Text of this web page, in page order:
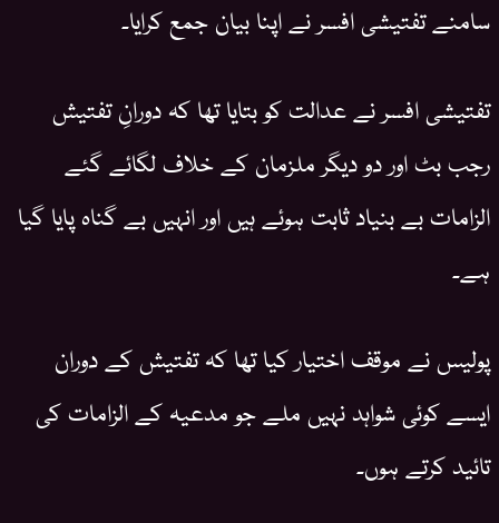
سامنے تفتیشی افسر نے اپنا بیان جمع کرایا۔
تفتیشی افسر نے عدالت کو بتایا تھا کہ دورانِ تفتیش
رجب بٹ اور دو دیگر ملزمان کے خلاف لگائے گئے
الزامات بے بنیاد ثابت ہوئے ہیں اور انہیں بے گناہ پایا گیا
ہے۔
پولیس نے موقف اختیار کیا تھا کہ تفتیش کے دوران
ایسے کوئی شواہد نہیں ملے جو مدعیہ کے الزامات کی
تائید کرتے ہوں۔